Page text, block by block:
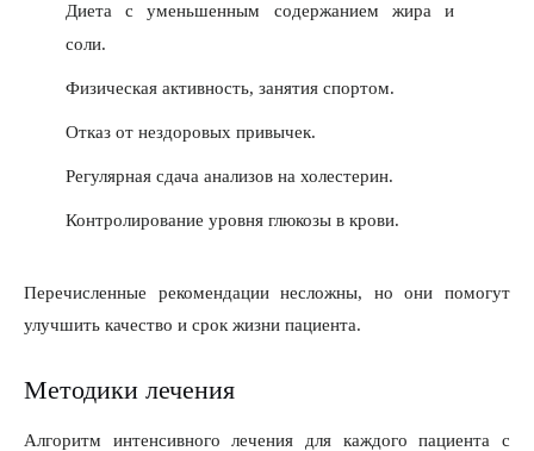
Диета с уменьшенным содержанием жира и
соли.
Физическая активность, занятия спортом.
Отказ от нездоровых привычек.
Регулярная сдача анализов на холестерин.
Контролирование уровня глюкозы в крови.
Перечисленные рекомендации несложны, но они помогут
улучшить качество и срок жизни пациента.
Методики лечения
Алгоритм интенсивного лечения для каждого пациента с